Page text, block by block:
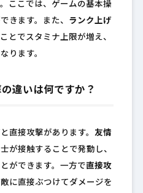
ここでは、ゲームの基本操
きます。また、 ランク上げ
とでスタミナ上限が増え、
ります。
違いは何ですか？
直接攻撃があります。 友情
が接触することで発動し、
ができます。一方で直接攻
に直接ぶつけてダメージを